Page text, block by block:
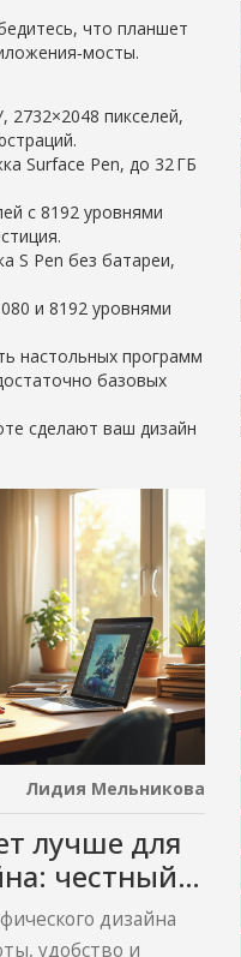
что планшет
пикселей,
Surface Pen, до 32 ГБ
с 8192 уровнями
S Pen без батареи,
и 8192 уровнями
настольных программ
базовых
сделают ваш дизайн
Лидия Мельникова
лучше для
честный
дизайна
удобство и